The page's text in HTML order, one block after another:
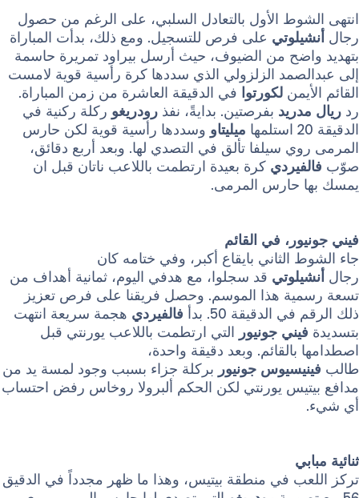
الأول بالتعادل السلبي، على الرغم من حصول
على فرص للتسجيل. ومع ذلك، بدأت المباراة
من الضيوف، حيث أرسل بيراود تمريرة حاسمة
الزلزولي الذي سددها كرة رأسية قوية لامست
لكورتوافي الدقيقة العاشرة من زمن المباراة.
بفرصتين. بدايةً، نفذ رودريغوركلة ركنية في
ميليتاووسددها رأسية قوية لكن حارس
سيلفا تألق في التصدي لها. وبعد أربع دقائق،
كرة بعيدة ارتطمت باللاعب ناتان قبل ان
حارس المرمى.
في القائم
بايقاع أكبر، وفي ختامه كان
قد سجلوا، مع هدفي اليوم، ثمانية أهداف من
هذا الموسم. وحصل فريقنا على فرص تعزيز
50. بدأ
فالفيردي هجمة سريعة انتهت
جونيورالتي ارتطمت باللاعب يورنتي قبل
وبعد دقيقة واحدة،
جونيوربركلة جزاء بسبب وجود لمسة يد من
يورنتي لكن الحكم ألبرولا روخاس رفض احتساب
في منطقة بيتيس، وهذا ما ظهر مجدداً في الدقيق